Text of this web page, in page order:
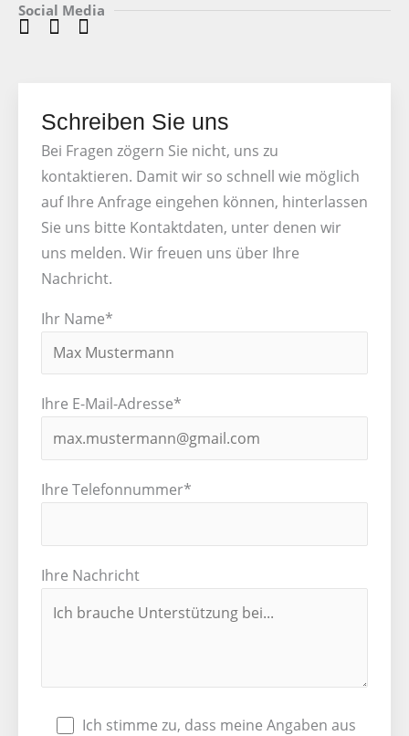
Social Media
Schreiben Sie uns
Bei Fragen zögern Sie nicht, uns zu
kontaktieren. Damit wir so schnell wie möglich
auf Ihre Anfrage eingehen können, hinterlassen
Sie uns bitte Kontaktdaten, unter denen wir
uns melden. Wir freuen uns über Ihre
Nachricht.
Ihr Name*
Ihre E-Mail-Adresse*
Ihre Telefonnummer*
Ihre Nachricht
Ich stimme zu, dass meine Angaben aus